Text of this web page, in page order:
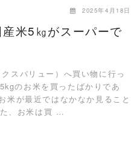
2025年4月18日
米5㎏がスーパーで
スバリュー）へ買い物に行っ
のお米を買ったばかりであ
米が最近ではなかなか見ること
、お米は買 …